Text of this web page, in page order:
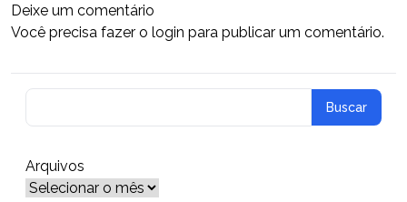
Deixe um comentário
Você precisa fazer o login para publicar um comentário.
Arquivos
Arquivos